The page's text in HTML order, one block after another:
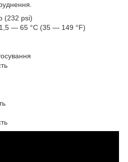
(232 psi)
― 65 °C (35 ― 149 °F)